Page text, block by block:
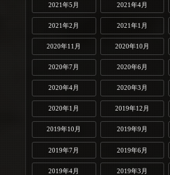
2021年5月 2021年4月
2021年2月 2021年1月
2020年11月 2020年10月
2020年7月 2020年6月
2020年4月 2020年3月
2020年1月 2019年12月
2019年10月 2019年9月
2019年7月 2019年6月
2019年4月 2019年3月